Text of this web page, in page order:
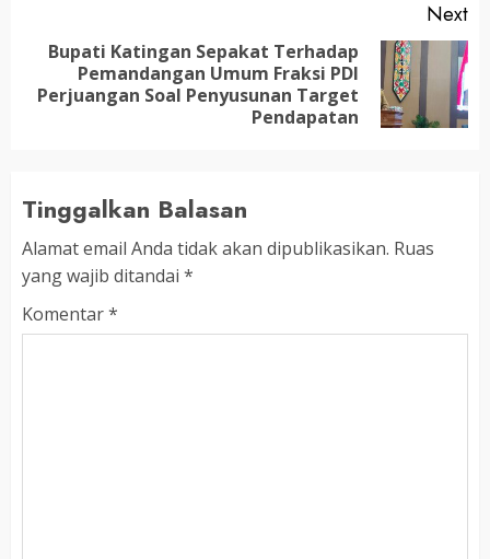
Next
post:
Bupati Katingan Sepakat Terhadap
Pemandangan Umum Fraksi PDI
Perjuangan Soal Penyusunan Target
Pendapatan
Tinggalkan Balasan
Alamat email Anda tidak akan dipublikasikan. Ruas
yang wajib ditandai *
Komentar*